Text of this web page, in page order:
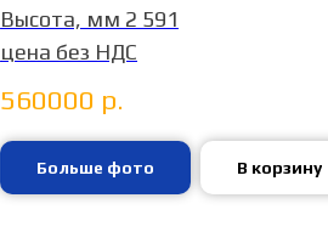
Высота, мм 2 591
цена без НДС
560000 р.
Больше фото В корзину